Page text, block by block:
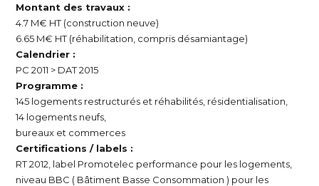
Montant des travaux :
4.7 M€ HT (construction neuve)
6.65 M€ HT (réhabilitation, compris désamiantage)
Calendrier :
PC 2011 > DAT 2015
Programme :
145 logements restructurés et réhabilités, résidentialisation,
14 logements neufs,
bureaux et commerces
Certifications / labels :
RT 2012, label Promotelec performance pour les logements,
niveau BBC ( Bâtiment Basse Consommation ) pour les